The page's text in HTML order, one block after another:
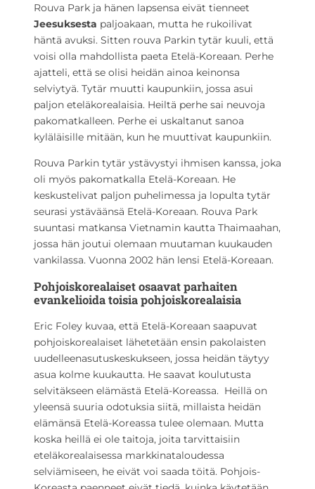
Rouva Park ja hänen lapsensa eivät tienneet
Jeesuksesta paljoakaan, mutta he rukoilivat
häntä avuksi. Sitten rouva Parkin tytär kuuli, että
voisi olla mahdollista paeta Etelä-Koreaan. Perhe
ajatteli, että se olisi heidän ainoa keinonsa
selviytyä. Tytär muutti kaupunkiin, jossa asui
paljon eteläkorealaisia. Heiltä perhe sai neuvoja
pakomatkalleen. Perhe ei uskaltanut sanoa
kyläläisille mitään, kun he muuttivat kaupunkiin.
Rouva Parkin tytär ystävystyi ihmisen kanssa, joka
oli myös pakomatkalla Etelä-Koreaan. He
keskustelivat paljon puhelimessa ja lopulta tytär
seurasi ystäväänsä Etelä-Koreaan. Rouva Park
suuntasi matkansa Vietnamin kautta Thaimaahan,
jossa hän joutui olemaan muutaman kuukauden
vankilassa. Vuonna 2002 hän lensi Etelä-Koreaan.
Pohjoiskorealaiset osaavat parhaiten
evankelioida toisia pohjoiskorealaisia
Eric Foley kuvaa, että Etelä-Koreaan saapuvat
pohjoiskorealaiset lähetetään ensin pakolaisten
uudelleenasutuskeskukseen, jossa heidän täytyy
asua kolme kuukautta. He saavat koulutusta
selvitäkseen elämästä Etelä-Koreassa. Heillä on
yleensä suuria odotuksia siitä, millaista heidän
elämänsä Etelä-Koreassa tulee olemaan. Mutta
koska heillä ei ole taitoja, joita tarvittaisiin
eteläkorealaisessa markkinataloudessa
selviämiseen, he eivät voi saada töitä. Pohjois-